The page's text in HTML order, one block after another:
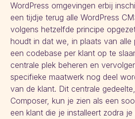
WordPress omgevingen erbij
een tijdje terug alle WordPress
volgens hetzelfde principe
houdt in dat we, in plaats van alle
een codebase per klant op te
centrale plek beheren en
specifieke maatwerk nog deel
van de klant. Dit centrale
Composer, kun je zien als een
een klant die je installeert zodra